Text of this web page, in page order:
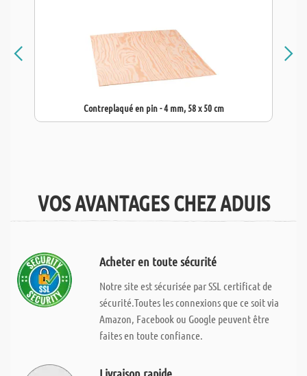
Contreplaqué en pin - 4 mm, 58 x 50 cm
VOS AVANTAGES CHEZ ADUIS
Acheter en toute sécurité
Notre site est sécurisée par SSL certificat de
sécurité.Toutes les connexions que ce soit via
Amazon, Facebook ou Google peuvent être
faites en toute confiance.